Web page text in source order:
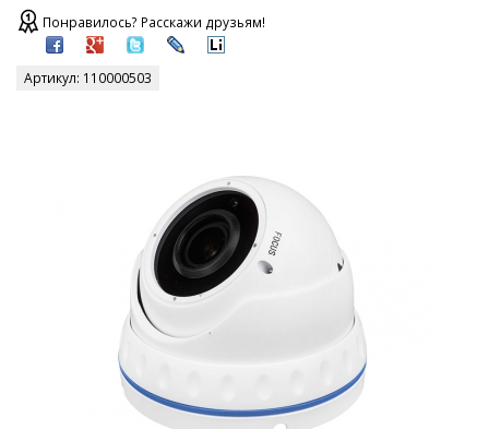
Понравилось? Расскажи друзьям!
Артикул: 110000503